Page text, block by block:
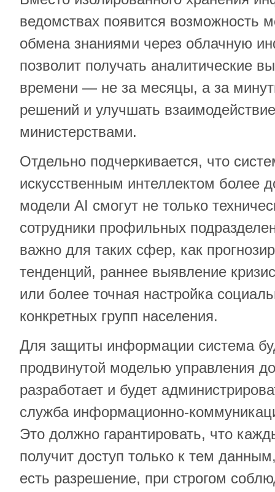
ведомствах появится возможность
обмена знаниями через облачную
позволит получать аналитические
времени — не за месяцы, а за
решений и улучшать
министерствами.
Отдельно подчеркивается, что
искусственным интеллектом более
модели AI смогут не только
сотрудники профильных
важно для таких сфер, как
тенденций, раннее выявление
или более точная настройка
конкретных групп населения.
Для защиты информации система
продвинутой моделью управления
разработает и будет
служба информационно-
Это должно гарантировать, что
получит доступ только к тем
есть разрешение, при строгом